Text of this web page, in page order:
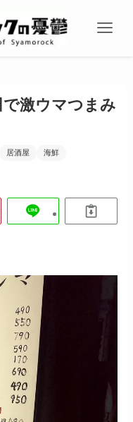
激ウマつまみ
居酒屋 海鮮